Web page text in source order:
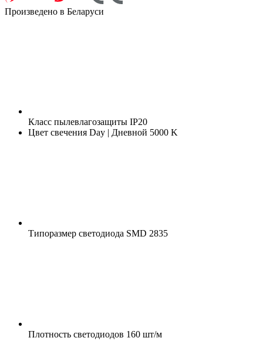
Произведено в Беларуси
Класс пылевлагозащиты IP20
Цвет свечения Day | Дневной 5000 K
Типоразмер светодиода SMD 2835
Плотность светодиодов 160 шт/м